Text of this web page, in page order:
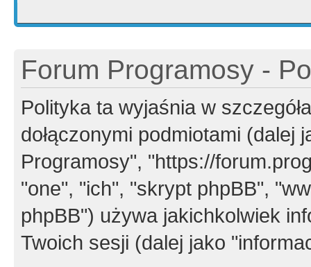
Forum Programosy -
Polityka ta wyjaśnia w
dołączonymi podmiotami (dalej
Programosy", "https://
"one", "ich", "skrypt phpBB",
phpBB") używa jakichkolwiek
Twoich sesji (dalej jako